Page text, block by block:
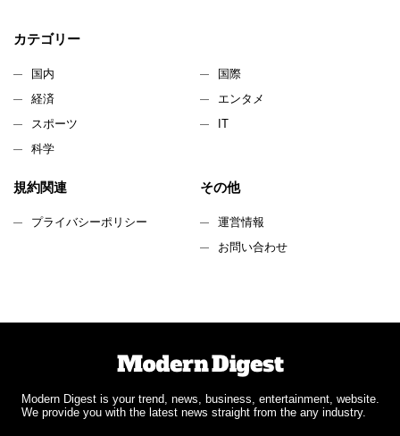
カテゴリー
国内
国際
経済
エンタメ
スポーツ
IT
科学
規約関連
プライバシーポリシー
その他
運営情報
お問い合わせ
Modern Digest is your trend, news, business, entertainment, website.
We provide you with the latest news straight from the any industry.